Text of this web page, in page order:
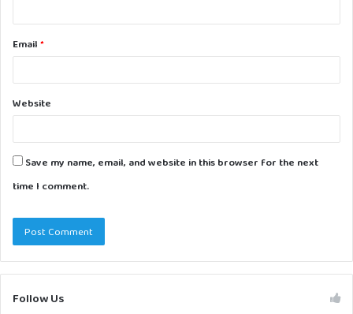
Email *
Website
Save my name, email, and website in this browser for the next
time I comment.
Follow Us